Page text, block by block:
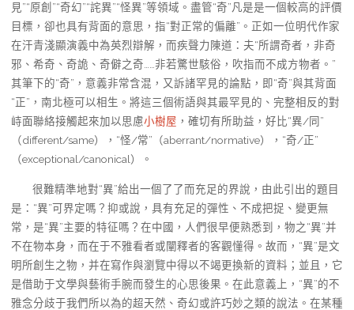
見”“原創”“奇幻”“詫異”“怪異”等領域。盡管“奇”凡是是一個較高的評價
目標，卻也具有背面的意思，指“對正常的偏離”。正如一位明代作家
在汗青淺顯演義中為英烈辯解，而疾聲力陳道：夫“所謂奇者，非奇
邪、希奇、奇詭、奇僻之奇……非若驚世駭俗，吹指而不成方物者。”
其筆下的“奇”，意義非常含混，又訴諸罕見的論點，即“奇”與其背面
“正”，南北極可以相生。將這三個術語與其最罕見的、完整相反的對
峙面聯絡接觸起來加以思慮小樹屋 ，確切有所助益，好比“異/同”
（different/same），“怪/常”（aberrant/normative），“奇/正”
（exceptional/canonical）。
很難精準地對“異”給出一個了了而充足的界說，由此引出的題目
是：“異”可界定嗎？抑或說，具有充足的彈性、不成把捉、變更無
常，是“異”主要的特征嗎？在中國，人們很早便熟悉到，物之“異”并
不在物本身，而在于不雅看者或闡釋者的客觀懂得。故而，“異”是文
明所創生之物，并在寫作與瀏覽中得以不竭更換新的資料；並且，它
是借助于文學與藝術手腕而發生的心思後果。在此意義上，“異”的不
雅念分歧于我們所以為的超天然、奇幻或許巧妙之類的說法。在某種